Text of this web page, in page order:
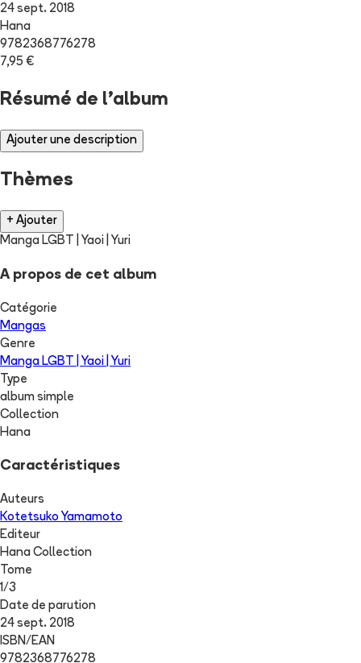
24 sept. 2018
Hana
9782368776278
7,95 €
Résumé de l'album
Ajouter une description
Thèmes
+ Ajouter
Manga LGBT | Yaoi | Yuri
A propos de cet album
Catégorie
Mangas
Genre
Manga LGBT | Yaoi | Yuri
Type
album simple
Collection
Hana
Caractéristiques
Auteurs
Kotetsuko Yamamoto
Editeur
Hana Collection
Tome
1/3
Date de parution
24 sept. 2018
ISBN/EAN
9782368776278